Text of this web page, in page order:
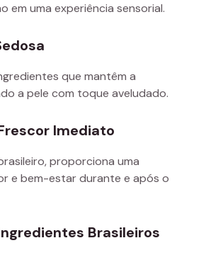
em uma experiência sensorial.
que mantêm a
a pele com toque aveludado.
Imediato
proporciona uma
e bem-estar durante e após o
Brasileiros